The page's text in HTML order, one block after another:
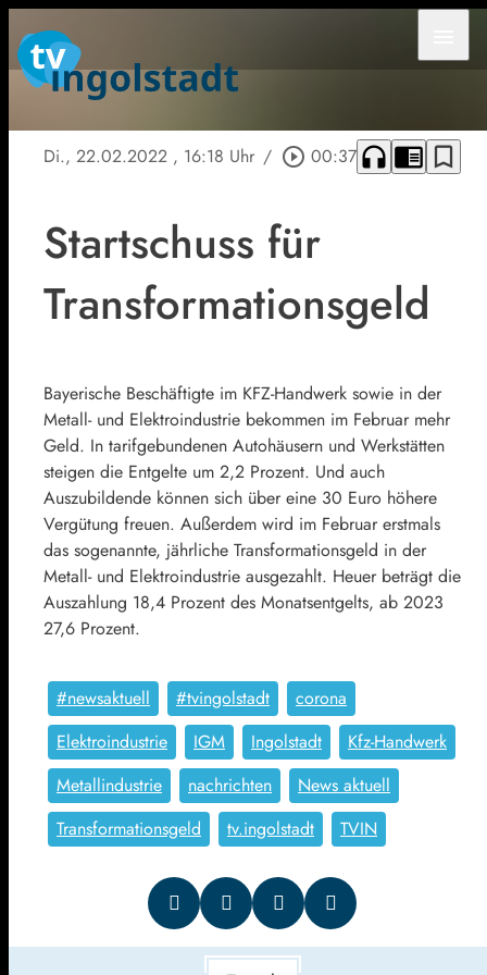
Di., 22.02.2022 , 16:18 Uhr / play_circle_outline 00:37 headphones chrome_reader_mode bookmark_border
Startschuss für
Transformationsgeld
Bayerische Beschäftigte im KFZ-Handwerk sowie in der
Metall- und Elektroindustrie bekommen im Februar mehr
Geld. In tarifgebundenen Autohäusern und Werkstätten
steigen die Entgelte um 2,2 Prozent. Und auch
Auszubildende können sich über eine 30 Euro höhere
Vergütung freuen. Außerdem wird im Februar erstmals
das sogenannte, jährliche Transformationsgeld in der
Metall- und Elektroindustrie ausgezahlt. Heuer beträgt die
Auszahlung 18,4 Prozent des Monatsentgelts, ab 2023
27,6 Prozent.
#newsaktuell #tvingolstadt
corona
Elektroindustrie
IGM Ingolstadt
Kfz-Handwerk
Metallindustrie
nachrichten
News aktuell
Transformationsgeld
tv.ingolstadt TVIN